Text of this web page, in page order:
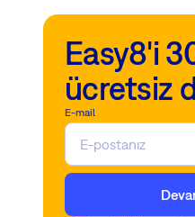
Easy8'i
ücretsiz
E-mail